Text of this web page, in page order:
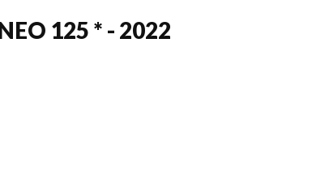
125 * - 2022